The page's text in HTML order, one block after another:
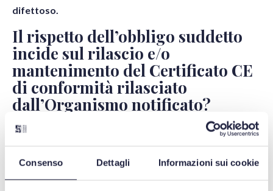
Consenso Dettagli Informazioni sui cookie
difettoso.
Il rispetto dell’obbligo suddetto
incide sul rilascio e/o
mantenimento del Certificato CE
di conformità rilasciato
dall’Organismo notificato?
Come noto l’Organismo Notificato è un ente che deve
valutazione di conformità svolte dai fabbricanti di